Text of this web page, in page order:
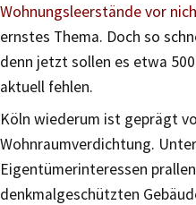
Wohnungsleerstände vor
ernstes Thema. Doch so
denn jetzt sollen es etwa
aktuell fehlen.
Köln wiederum ist geprägt
Wohnraumverdichtung.
Eigentümerinteressen
denkmalgeschützten